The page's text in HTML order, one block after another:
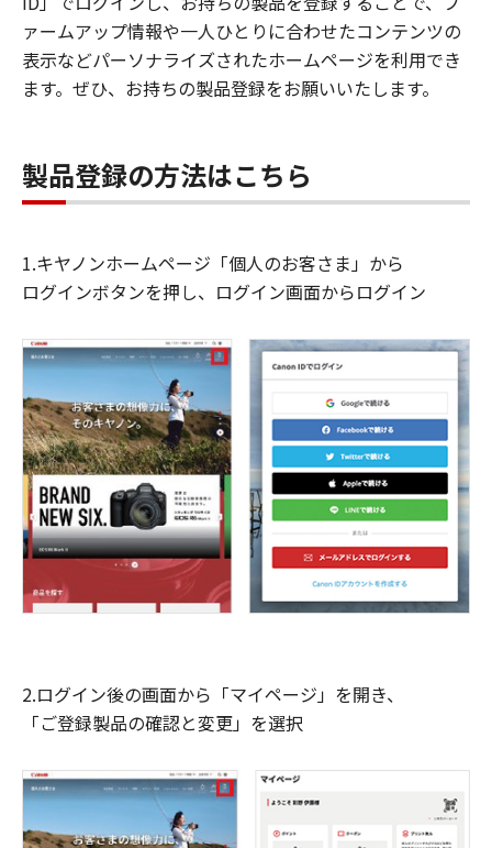
ァームアップ情報や一人ひとりに合わせたコンテンツの
表示などパーソナライズされたホームページを利用でき
ます。ぜひ、お持ちの製品登録をお願いいたします。
製品登録の方法はこちら
1.キヤノンホームページ「個人のお客さま」から
ログインボタンを押し、ログイン画面からログイン
2.ログイン後の画面から「マイページ」を開き、
「ご登録製品の確認と変更」を選択